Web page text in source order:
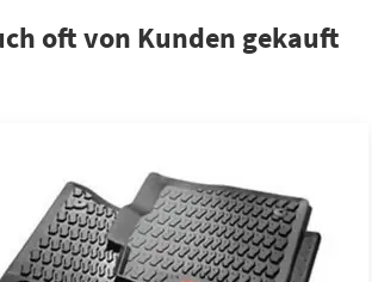
oft von Kunden gekauft